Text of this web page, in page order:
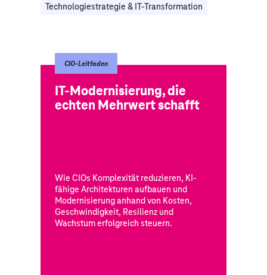
Technologiestrategie & IT-Transformation
CIO-Leitfaden
IT-Modernisierung, die
echten Mehrwert schafft
Wie CIOs Komplexität reduzieren, KI-
fähige Architekturen aufbauen und
Modernisierung anhand von Kosten,
Geschwindigkeit, Resilienz und
Wachstum erfolgreich steuern.